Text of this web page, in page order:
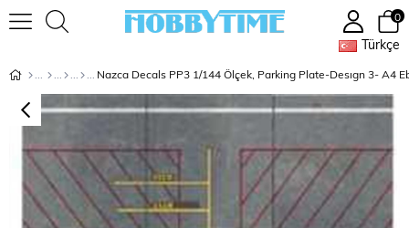
Türkçe
0